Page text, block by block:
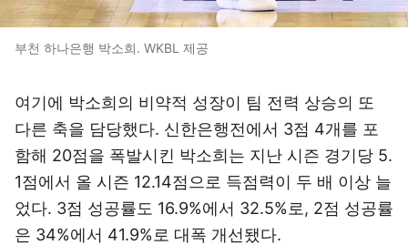
부천 하나은행 박소희. WKBL 제공
여기에 박소희의 비약적 성장이 팀 전력 상승의 또
다른 축을 담당했다. 신한은행전에서 3점 4개를 포
함해 20점을 폭발시킨 박소희는 지난 시즌 경기당 5.
1점에서 올 시즌 12.14점으로 득점력이 두 배 이상 늘
었다. 3점 성공률도 16.9%에서 32.5%로, 2점 성공률
은 34%에서 41.9%로 대폭 개선됐다.